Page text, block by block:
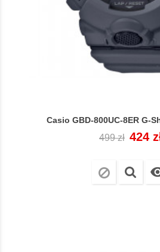
Casio GBD-800UC-8ER G-
Cena
499 zł Cena
424